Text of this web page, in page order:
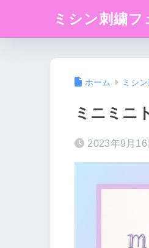
ミシン刺繍
ホーム ミシ
ミニミニ
2023年9月16